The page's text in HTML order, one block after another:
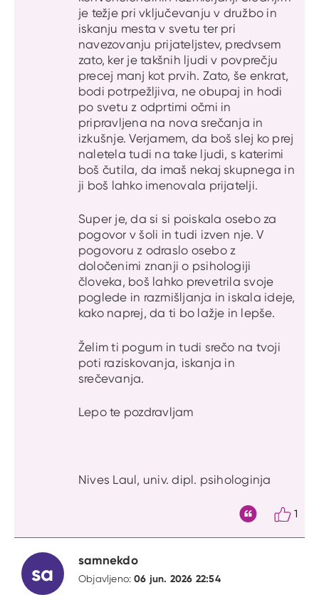
je težje pri vključevanju v družbo in
iskanju mesta v svetu ter pri
navezovanju prijateljstev, predvsem
zato, ker je takšnih ljudi v povprečju
precej manj kot prvih. Zato, še enkrat,
bodi potrpežljiva, ne obupaj in hodi
po svetu z odprtimi očmi in
pripravljena na nova srečanja in
izkušnje. Verjamem, da boš slej ko prej
naletela tudi na take ljudi, s katerimi
boš čutila, da imaš nekaj skupnega in
ji boš lahko imenovala prijatelji.
Super je, da si si poiskala osebo za
pogovor v šoli in tudi izven nje. V
pogovoru z odraslo osebo z
določenimi znanji o psihologiji
človeka, boš lahko prevetrila svoje
poglede in razmišljanja in iskala ideje,
kako naprej, da ti bo lažje in lepše.
Želim ti pogum in tudi srečo na tvoji
poti raziskovanja, iskanja in
srečevanja.
Lepo te pozdravljam
Nives Laul, univ. dipl. psihologinja
1
sa
samnekdo
Objavljeno:06 jun. 2026 22:54